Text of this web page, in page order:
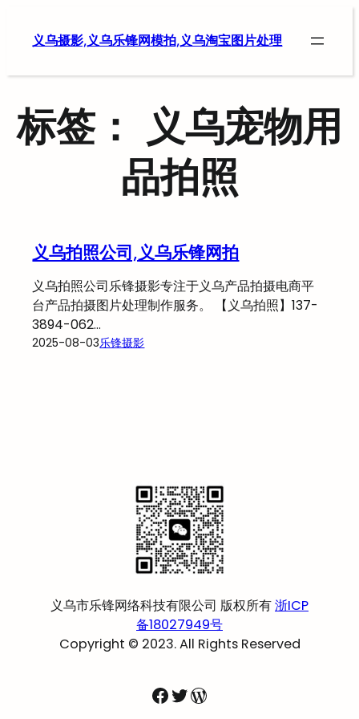
容
义乌摄影,义乌乐锋网模拍,义乌淘宝图片处理
标签：
义乌宠物用
品拍照
义乌拍照公司,义乌乐锋网拍
义乌拍照公司乐锋摄影专注于义乌产品拍摄电商平
台产品拍摄图片处理制作服务。 【义乌拍照】137-
3894-062…
2025-08-03乐锋摄影
义乌市乐锋网络科技有限公司 版权所有浙ICP
备18027949号
Copyright © 2023. All Rights Reserved
Facebook
Twitter
WordPress